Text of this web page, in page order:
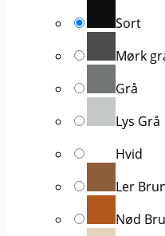
Sort
Mørk
Grå
Lys Grå
Hvid
Ler
Nød